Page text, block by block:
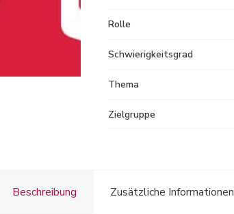
Rolle
Schwierigkeitsgrad
Thema
Zielgruppe
Beschreibung Zusätzliche Informationen